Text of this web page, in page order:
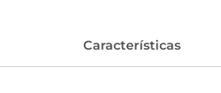
Características